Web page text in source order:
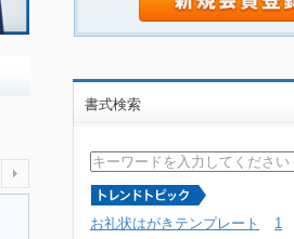
書式検索
お礼状はがきテンプレート 1